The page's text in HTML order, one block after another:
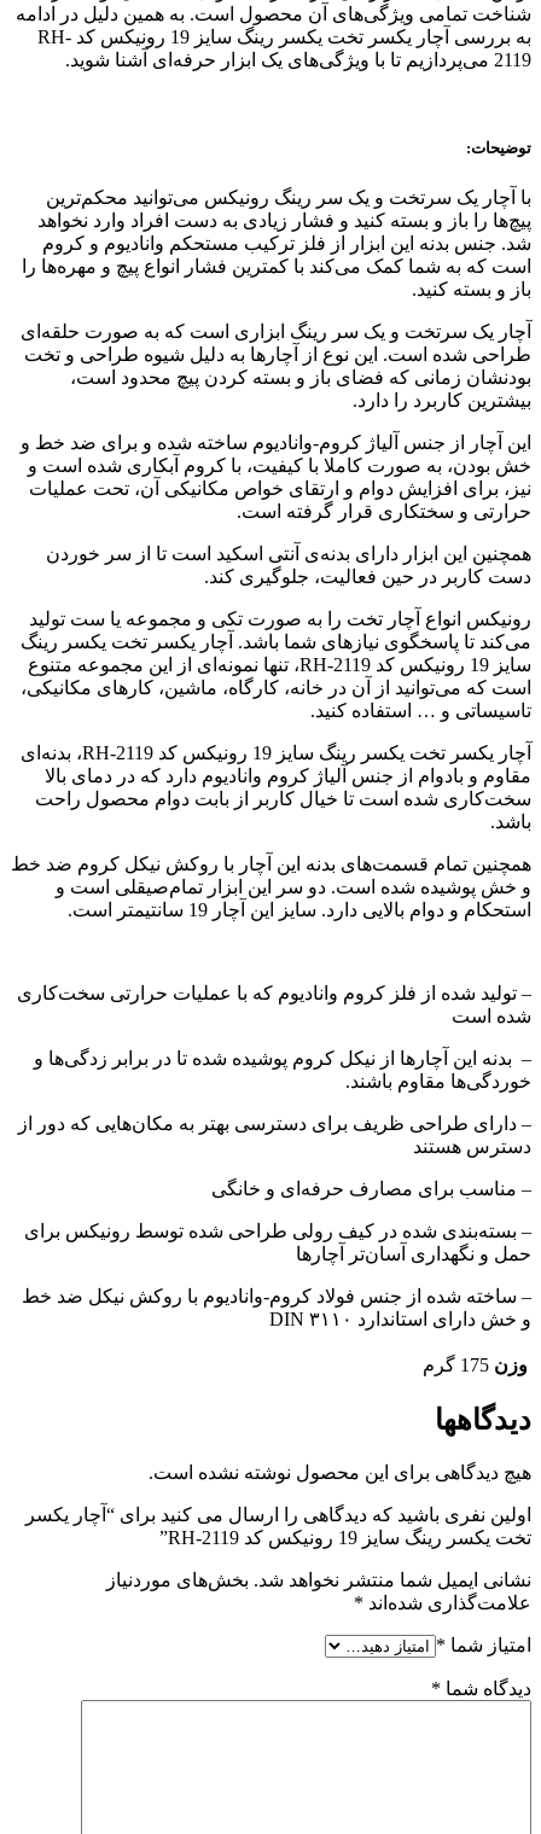
شناخت تمامی ویژگی‌های آن محصول است. به همین دلیل در ادامه
به بررسی آچار یکسر تخت یکسر رینگ سایز 19 رونیکس کد RH-
2119 می‌پردازیم تا با ویژگی‌های یک ابزار حرفه‌ای آشنا شوید.
توضیحات:
با آچار یک سرتخت و یک سر رینگ رونیکس می‌توانید محکم‌ترین
پیچ‌ها را باز و بسته کنید و فشار زیادی به دست افراد وارد نخواهد
شد. جنس بدنه این ابزار از فلز ترکیب مستحکم وانادیوم و کروم
است که به شما کمک می‌کند با کمترین فشار انواع پیچ و مهره‌ها را
باز و بسته کنید.
آچار یک سرتخت و یک سر رینگ ابزاری است که به صورت حلقه‌ای
طراحی شده است. این نوع از آچارها به دلیل شیوه طراحی و تخت
بودنشان زمانی که فضای باز و بسته کردن پیچ محدود است،
بیشترین کاربرد را دارد.
این آچار از جنس آلیاژ کروم-وانادیوم ساخته شده و برای ضد خط و
خش بودن، به صورت کاملا با کیفیت، با کروم آبکاری شده است و
نیز، برای افزایش دوام و ارتقای خواص مکانیکی آن، تحت عملیات
حرارتی و سختکاری قرار گرفته است.
همچنین این ابزار دارای بدنه‌ی آنتی اسکید است تا از سر خوردن
دست کاربر در حین فعالیت، جلوگیری کند.
رونیکس انواع آچار تخت را به صورت تکی و مجموعه یا ست تولید
می‌کند تا پاسخگوی نیازهای شما باشد. آچار یکسر تخت یکسر رینگ
سایز 19 رونیکس کد RH-2119، تنها نمونه‌ای از این مجموعه متنوع
است که می‌توانید از آن در خانه، کارگاه، ماشین، کارهای مکانیکی،
تاسیساتی و … استفاده کنید.
آچار یکسر تخت یکسر رینگ سایز 19 رونیکس کد RH-2119، بدنه‌ای
مقاوم و بادوام از جنس آلیاژ کروم وانادیوم دارد که در دمای بالا
سخت‌کاری شده است تا خیال کاربر از بابت دوام محصول راحت
باشد.
همچنین تمام قسمت‌های بدنه این آچار با روکش نیکل کروم ضد خط
و خش پوشیده شده‌ است. دو سر این ابزار تمام‌صیقلی است و
استحکام و دوام بالایی دارد. سایز این آچار 19 سانتیمتر است.
– تولید شده از فلز کروم وانادیوم که با عملیات حرارتی سخت‌کاری
شده است
– بدنه این آچارها از نیکل کروم پوشیده شده تا در برابر زدگی‌ها و
خوردگی‌ها مقاوم باشند.
– دارای طراحی ظریف برای دسترسی بهتر به مکان‌هایی که دور از
دسترس هستند
– مناسب برای مصارف حرفه‌ای و خانگی
– بسته‌بندی شده در کیف رولی طراحی شده توسط رونیکس برای
حمل و نگهداری آسان‌تر آچارها
– ساخته شده از جنس فولاد کروم-وانادیوم با روکش نیکل ضد خط
و خش دارای استاندارد DIN ۳۱۱۰
وزن 175 گرم
دیدگاهها
هیچ دیدگاهی برای این محصول نوشته نشده است.
اولین نفری باشید که دیدگاهی را ارسال می کنید برای “آچار یکسر
تخت یکسر رینگ سایز 19 رونیکس کد RH-2119”
نشانی ایمیل شما منتشر نخواهد شد. بخش‌های موردنیاز
علامت‌گذاری شده‌اند *
امتیاز شما *
دیدگاه شما *